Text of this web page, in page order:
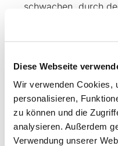
Diese Webseite
Wir verwenden Cookies,
personalisieren,
zu können und die
analysieren. Außerdem
Verwendung unserer
schwachen, durch
Aktive ein
„Niemals im Leben
dieser Resonanz
Gemeindediakonin
Kampf von der